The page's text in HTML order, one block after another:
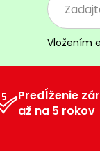
Vložením
Predĺženie
až na 5 rokov